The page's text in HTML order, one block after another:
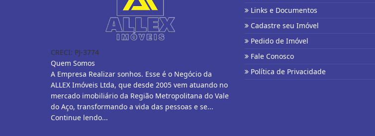
CRECI: PJ-3774
Quem Somos
A Empresa Realizar sonhos. Esse é o Negócio da
ALLEX Imóveis Ltda, que desde 2005 vem atuando no
mercado imobiliário da Região Metropolitana do Vale
do Aço, transformando a vida das pessoas e se...
Continue lendo...
Links e Documentos
Cadastre seu Imóvel
Pedido de Imóvel
Fale Conosco
Política de Privacidade